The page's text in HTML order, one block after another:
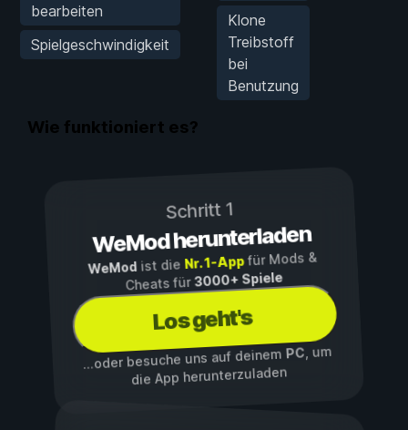
bearbeiten
Spielgeschwindigkeit
Klone
Treibstoff
bei
Benutzung
Wie funktioniert es?
Schritt 1
WeMod herunterladen
WeMod ist die Nr. 1-Appfür Mods &
Cheats für3000+ Spiele
Los geht's
...oder besuche uns auf deinemPC, um
die App herunterzuladen